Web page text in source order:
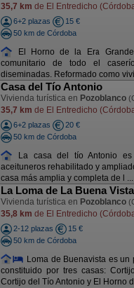
35,7 km de El Entredicho
6+2 plazas
15 €
50 km de Córdoba
El Horno de la Era
comunitario de todo el
diseminadas. Reformado como
Casa del Tío Antonio
Vivienda turística en Pozoblanco
35,7 km de El Entredicho
6+2 plazas
20 €
50 km de Córdoba
La casa del tío Antonio
aceituneros rehabilitado y
casa más amplia y completa de l ...
La Loma de La Buena Vista
Vivienda turística en Pozoblanco
35,8 km de El Entredicho
2-12 plazas
15 €
50 km de Córdoba
Loma de Buenavista es
constituido por tres casas:
Cortijo del Tío Antonio y El Horno